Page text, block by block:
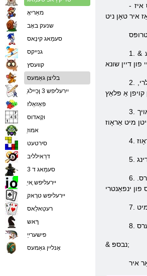
- קרבן (קרבן) & נדאַש; אין דעם פאַל איר שענקען גאָט קאָרט צו באַקומען ווייזט פֿאַר איר אמונה. טיפּיקאַללי, נאָר יענע קאַרדס שענקען געטער, וואָס די שפּילער האט צוויי, און עס איז
1. ויסקוקער (ויסקוקער). דעם גיך טרופּס, אָבער זייער שוואַך. זיי זענען די סקאַוץ. זיי קענען זיין געניצט פֿאַר די עקספּלעריישאַן פון אנדערע שטעט. סקאַוץ ברענגען איר אינפֿאָרמאַציע &
2. סוואָרדסמאַן (סוואָרדסמאַן). זיי זענען געהאלטן די באַקבאָון פון קיין אַרמיי. זייער וועפּאַנז & נדאַש; דעם שווערד. זיי האָבן באָנוסעס קעגן זעלנער וואס קעגן מיט אַקסעס און קאַוואַלרי,
3. ספּעאַרמאַן (שפּיז). דאס איז די מערסט וויכטיק שטאַרק וואָריערז וואס גיין אויף פֿיס. זייער וועפּאַנז - אַ שפּיז. זיי האָבן אַ באָנוס קעגן סוואָרדסמען און קאַוואַלרי טרופּס, זיי זענען אויך
6. קאַוואַלרי (כאָרס). דאס כוחות דער זעלביקער שווערד, נאָר אויף האָרסעבאַקק. זייער וועפּאַנז זענען שווערדן. זיי האָבן אַ באָנוס קעגן די זעלנער וואס קעגן מיט אַקסעס און קעגן אַרטשערס.
& נבספּ;
מאַריאָ
שנעק באָב
סעמַאג קינָאס
גנייקס
קוועסץ
בליצן גאַמעס
ַיירעליּפש 3 ןכַיילג
פּאַזאַלז
וקָאדוס
ַאמוז
סירטעט
דרַאילליב
סעמַאג ד 3
ַיירעליּפש ָאי
ַיירעליּפש טרָאק
רעטַאלַאס
ךָאש
פישערייַ
אָנליין גאַמעס